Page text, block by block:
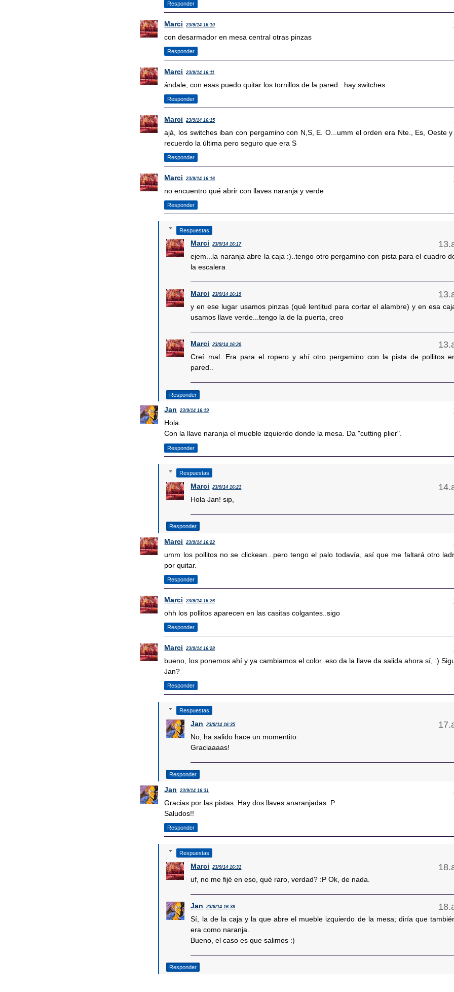
Responder
Marci 23/9/14 16:10
con desarmador en mesa central otras pinzas
Responder
Marci 23/9/14 16:11
ándale, con esas puedo quitar los tornillos de la pared...hay switches
Responder
Marci 23/9/14 16:15
ajá, los switches iban con pergamino con N,S, E. O...umm el orden era Nte., Es, Oeste
recuerdo la última pero seguro que era S
Responder
Marci 23/9/14 16:16
no encuentro qué abrir con llaves naranja y verde
Responder
Respuestas
Marci 23/9/14 16:17
ejem...la naranja abre la caja :)..tengo otro pergamino con pista para el cuadro
la escalera
Marci 23/9/14 16:19
y en ese lugar usamos pinzas (qué lentitud para cortar el alambre) y en esa
usamos llave verde...tengo la de la puerta, creo
Marci 23/9/14 16:20
Creí mal. Era para el ropero y ahí otro pergamino con la pista de pollitos
pared..
Responder
Jan 23/9/14 16:19
Hola.
Con la llave naranja el mueble izquierdo donde la mesa. Da "cutting plier".
Responder
Respuestas
Marci 23/9/14 16:21
Hola Jan! sip,
Responder
Marci 23/9/14 16:22
umm los pollitos no se clickean...pero tengo el palo todavía, así que me faltará otro
por quitar.
Responder
Marci 23/9/14 16:26
ohh los pollitos aparecen en las casitas colgantes..sigo
Responder
Marci 23/9/14 16:28
bueno, los ponemos ahí y ya cambiamos el color..eso da la llave da salida ahora sí, :)
Jan?
Responder
Respuestas
Jan 23/9/14 16:35
No, ha salido hace un momentito.
Graciaaaas!
Responder
Jan 23/9/14 16:31
Gracias por las pistas. Hay dos llaves anaranjadas :P
Saludos!!
Responder
Respuestas
Marci 23/9/14 16:31
uf, no me fijé en eso, qué raro, verdad? :P Ok, de nada.
Jan 23/9/14 16:38
Sí, la de la caja y la que abre el mueble izquierdo de la mesa; diría que
era como naranja.
Bueno, el caso es que salimos :)
Responder